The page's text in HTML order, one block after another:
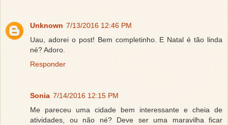
Unknown 7/13/2016 12:46 PM
Uau, adorei o post! Bem completinho. E Natal é tão linda
né? Adoro.
Responder
Sonia 7/14/2016 12:15 PM
Me pareceu uma cidade bem interessante e cheia de
atividades, ou não né? Deve ser uma maravilha ficar